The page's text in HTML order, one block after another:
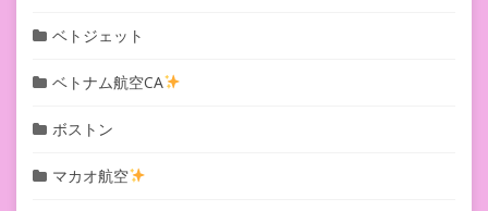
ベトジェット
ベトナム航空CA
ボストン
マカオ航空